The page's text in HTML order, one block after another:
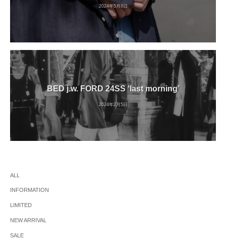
2024年5月8日
BED j.w. FORD 24SS ‘last morning’
2024年2月5日
ALL
INFORMATION
LIMITED
NEW ARRIVAL
SALE